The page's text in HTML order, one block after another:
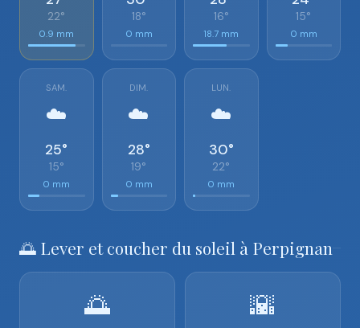
22°
0.9 mm
18°
0 mm
16°
18.7 mm
15°
0 mm
SAM.
☁️
25°
15°
0 mm
DIM.
☁️
28°
19°
0 mm
LUN.
☁️
30°
22°
0 mm
🌅 Lever et coucher du soleil à Perpignan
🌅 🌇